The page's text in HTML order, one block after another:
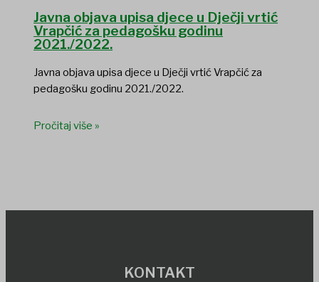
Javna objava upisa djece u Dječji vrtić
Vrapčić za pedagošku godinu
2021./2022.
Javna objava upisa djece u Dječji vrtić Vrapčić za
pedagošku godinu 2021./2022.
Pročitaj više »
KONTAKT